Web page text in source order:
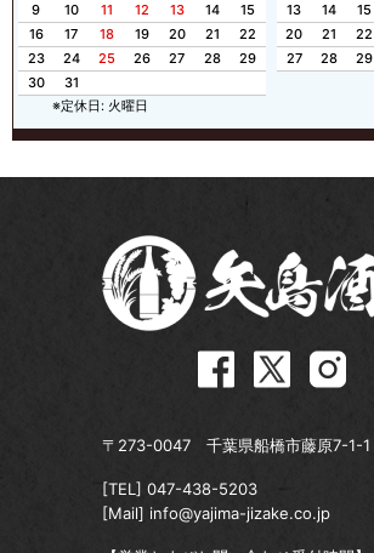
9
10 11 12 13 14
15
16
17 18 19 20 21
22
23
24 25 26 27 28
29
30
31
13
14 15
20
21 22
27
28 29
※定休日: 火曜日
〒273-0047 千葉県船橋市藤原7-1-1
[TEL] 047-438-5203
[Mail] info@yajima-jizake.co.jp